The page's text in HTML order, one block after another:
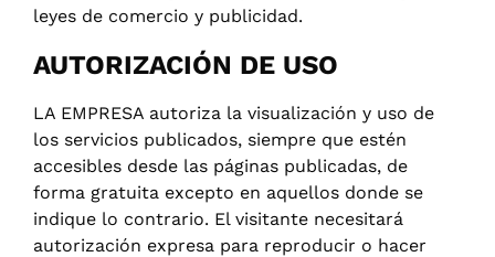
leyes de comercio y publicidad.
AUTORIZACIÓN DE USO
LA EMPRESA autoriza la visualización y uso de
los servicios publicados, siempre que estén
accesibles desde las páginas publicadas, de
forma gratuita excepto en aquellos donde se
indique lo contrario. El visitante necesitará
autorización expresa para reproducir o hacer